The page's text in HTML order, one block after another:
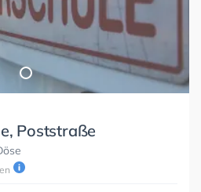
Poststraße